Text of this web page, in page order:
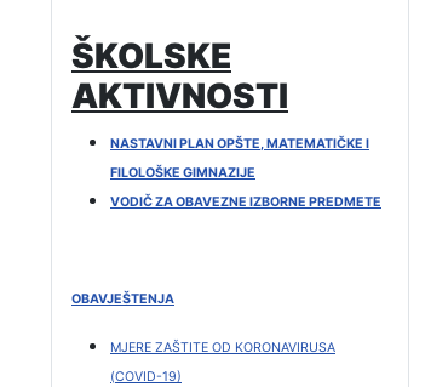
ŠKOLSKE
AKTIVNOSTI
NASTAVNI PLAN OPŠTE, MATEMATIČKE I
FILOLOŠKE GIMNAZIJE
VODIČ ZA OBAVEZNE IZBORNE PREDMETE
OBAVJEŠTENJA
MJERE ZAŠTITE OD KORONAVIRUSA
(COVID-19)